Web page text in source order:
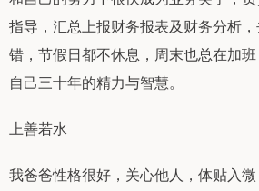
指导，汇总上报财务报表及财务分析
错，节假日都不休息，周末也总在加
自己三十年的精力与智慧。
上善若水
我爸爸性格很好，关心他人，体贴入